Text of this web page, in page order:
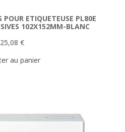
POUR ETIQUETEUSE PL80E
102X152MM-BLANC
25,08 €
au panier